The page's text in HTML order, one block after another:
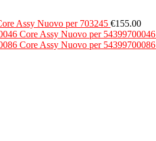
Assy Nuovo per 703245 €155.00
Core Assy Nuovo per 54399700046
Core Assy Nuovo per 54399700086